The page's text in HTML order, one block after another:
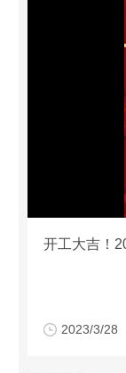
开工大吉！
2023/3/28